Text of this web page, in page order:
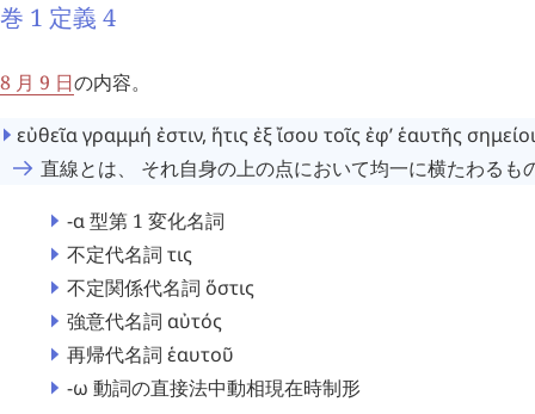
巻 1 定義 4
8 月 9 日の内容。
εὐθεῖαγραμμή ἐστιν, ἥτις ἐξἴσου τοῖς ἐφ’ἑαυτῆς
直線とは、 それ自身の上の点において均一に横たわるも
-α型第 1 変化名詞
不定代名詞 τις
不定関係代名詞 ὅστις
強意代名詞 αὐτός
再帰代名詞 ἑαυτοῦ
-ω 動詞の直接法中動相現在時制形